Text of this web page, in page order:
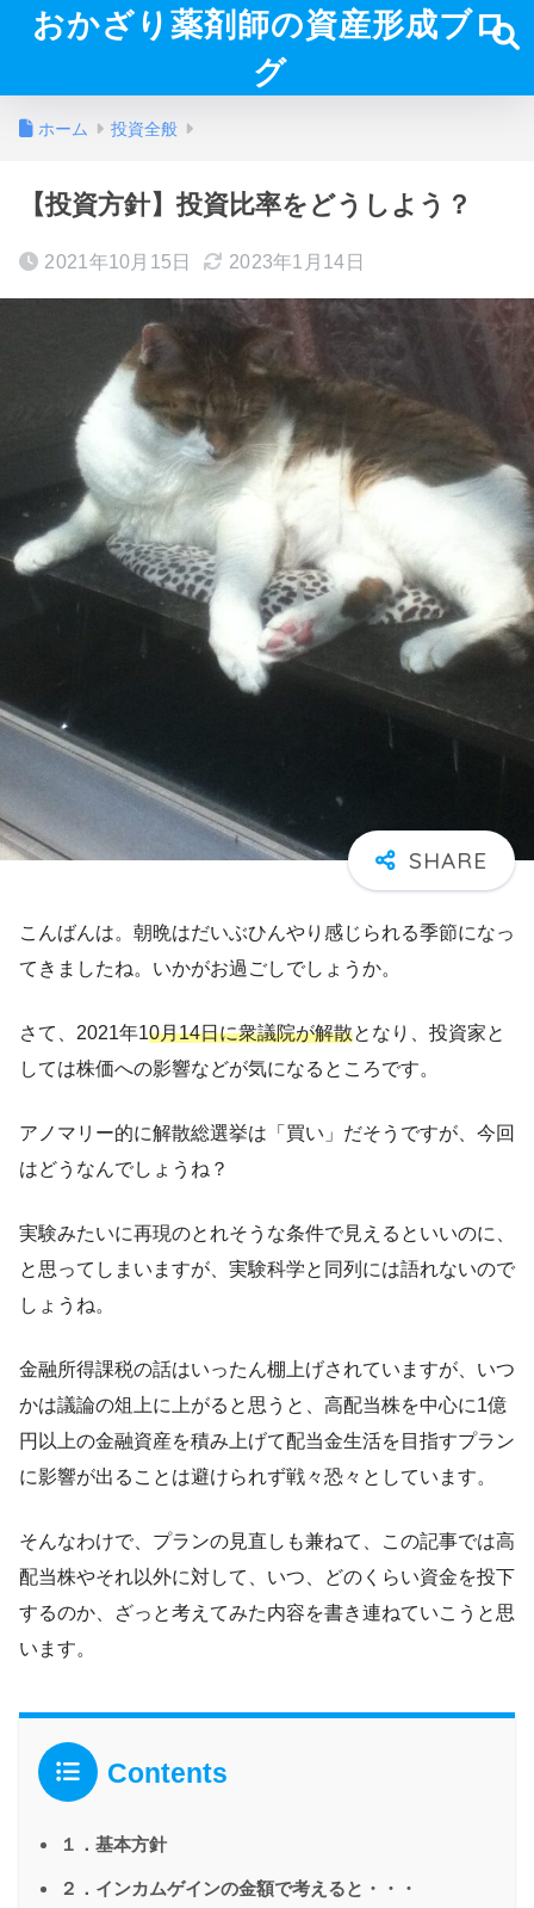
おかざり薬剤師の資産形成ブロ
グ
ホーム 投資全般
【投資方針】投資比率をどうしよう？
2021年10月15日 2023年1月14日
こんばんは。朝晩はだいぶひんやり感じられる季節になっ
てきましたね。いかがお過ごしでしょうか。
さて、2021年10月14日に衆議院が解散となり、投資家と
しては株価への影響などが気になるところです。
アノマリー的に解散総選挙は「買い」だそうですが、今回
はどうなんでしょうね？
実験みたいに再現のとれそうな条件で見えるといいのに、
と思ってしまいますが、実験科学と同列には語れないので
しょうね。
金融所得課税の話はいったん棚上げされていますが、いつ
かは議論の俎上に上がると思うと、高配当株を中心に1億
円以上の金融資産を積み上げて配当金生活を目指すプラン
に影響が出ることは避けられず戦々恐々としています。
そんなわけで、プランの見直しも兼ねて、この記事では高
配当株やそれ以外に対して、いつ、どのくらい資金を投下
するのか、ざっと考えてみた内容を書き連ねていこうと思
います。
Contents
１．基本方針
２．インカムゲインの金額で考えると・・・